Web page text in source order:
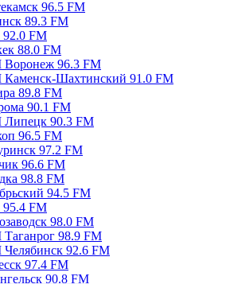
96.5 FM
89.3 FM
FM
88.0 FM
Воронеж 96.3 FM
Каменск-Шахтинский 91.0 FM
89.8 FM
90.1 FM
Липецк 90.3 FM
96.5 FM
97.2 FM
96.6 FM
98.8 FM
94.5 FM
FM
98.0 FM
98.9 FM
92.6 FM
97.4 FM
90.8 FM